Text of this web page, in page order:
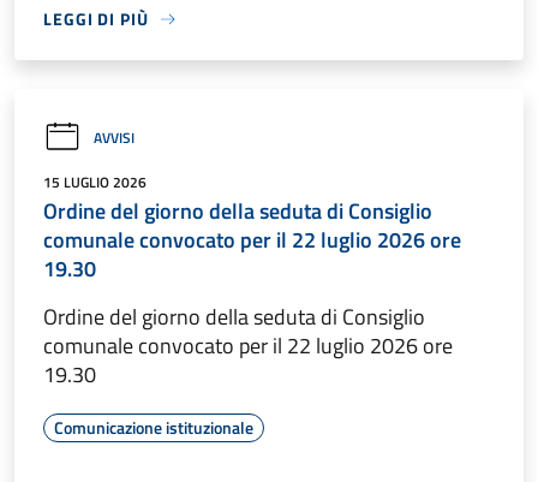
LEGGI DI PIÙ
AVVISI
15 LUGLIO 2026
Ordine del giorno della seduta di Consiglio
comunale convocato per il 22 luglio 2026 ore
19.30
Ordine del giorno della seduta di Consiglio
comunale convocato per il 22 luglio 2026 ore
19.30
Comunicazione istituzionale